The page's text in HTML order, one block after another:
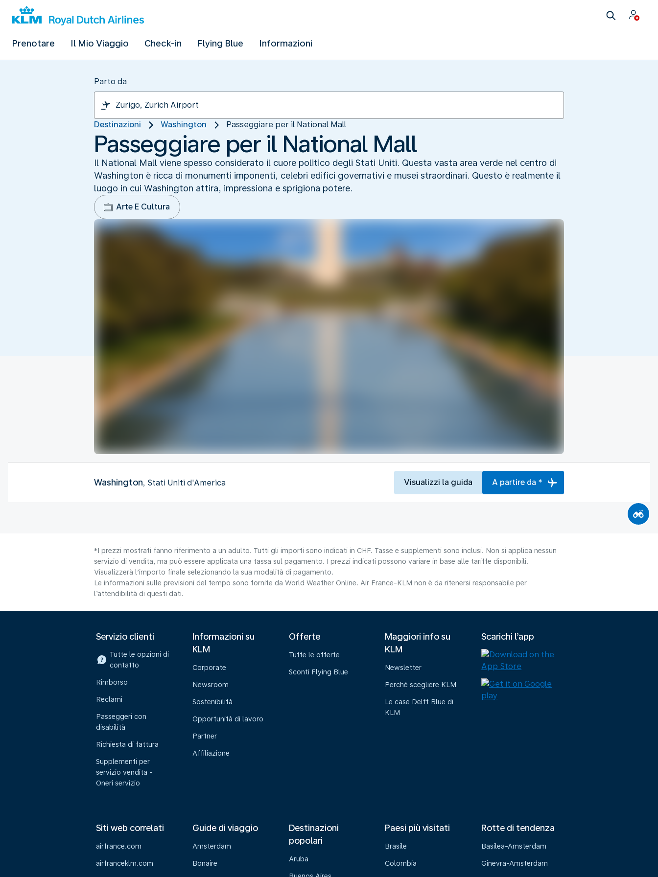
Prenotare Il Mio Viaggio Check-in Flying Blue Informazioni
Parto da
Destinazioni Washington Passeggiare per il National Mall
Passeggiare per il National Mall
Il National Mall viene spesso considerato il cuore politico degli Stati Uniti. Questa vasta area verde nel centro di
Washington è ricca di monumenti imponenti, celebri edifici governativi e musei straordinari. Questo è realmente il
luogo in cui Washington attira, impressiona e sprigiona potere.
Arte E Cultura
Washington, Stati Uniti d'America Visualizzi la guida A partire da *
*I prezzi mostrati fanno riferimento a un adulto. Tutti gli importi sono indicati in CHF. Tasse e supplementi sono inclusi. Non si applica nessun
servizio di vendita, ma può essere applicata una tassa sul pagamento. I prezzi indicati possono variare in base alle tariffe disponibili.
Visualizzerà l’importo finale selezionando la sua modalità di pagamento.
Le informazioni sulle previsioni del tempo sono fornite da World Weather Online. Air France-KLM non è da ritenersi responsabile per
l’attendibilità di questi dati.
Servizio clienti
Tutte le opzioni di
contatto
Rimborso
Reclami
Passeggeri con
disabilità
Richiesta di fattura
Supplementi per
servizio vendita -
Oneri servizio
Informazioni su
KLM
Corporate
Newsroom
Sostenibilità
Opportunità di lavoro
Partner
Affiliazione
Offerte
Tutte le offerte
Sconti Flying Blue
Maggiori info su
KLM
Newsletter
Perché scegliere KLM
Le case Delft Blue di
KLM
Scarichi l’app
Siti web correlati
airfrance.com
airfranceklm.com
Guide di viaggio
Amsterdam
Bonaire
Destinazioni
popolari
Aruba
Paesi più visitati
Brasile
Colombia
Rotte di tendenza
Basilea-Amsterdam
Ginevra-Amsterdam